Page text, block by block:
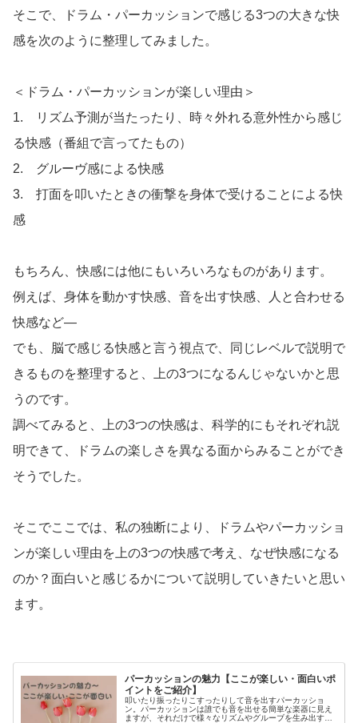
そこで、ドラム・パーカッションで感じる3つの大きな快
感を次のように整理してみました。
＜ドラム・パーカッションが楽しい理由＞
1. リズム予測が当たったり、時々外れる意外性から感じ
る快感（番組で言ってたもの）
2. グルーヴ感による快感
3. 打面を叩いたときの衝撃を身体で受けることによる快
感
もちろん、快感には他にもいろいろなものがあります。
例えば、身体を動かす快感、音を出す快感、人と合わせる
快感など―
でも、脳で感じる快感と言う視点で、同じレベルで説明で
きるものを整理すると、上の3つになるんじゃないかと思
うのです。
調べてみると、上の3つの快感は、科学的にもそれぞれ説
明できて、ドラムの楽しさを異なる面からみることができ
そうでした。
そこでここでは、私の独断により、ドラムやパーカッショ
ンが楽しい理由を上の3つの快感で考え、なぜ快感になる
のか？面白いと感じるかについて説明していきたいと思い
ます。
パーカッションの魅力【ここが楽しい・面白いポ
イントをご紹介】
叩いたり振ったりこすったりして音を出すパーカッショ
ン。パーカッションは誰でも音を出せる簡単な楽器に見え
ますが、それだけで様々なリズムやグルーブを生み出すこ